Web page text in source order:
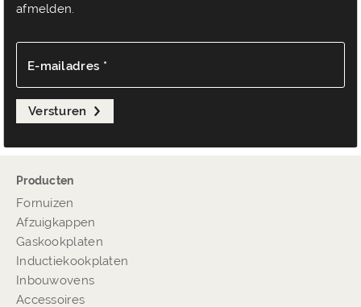
afmelden.
E-mailadres *
Versturen
Producten
Fornuizen
Afzuigkappen
Gaskookplaten
Inductiekookplaten
Inbouwovens
Accessoires